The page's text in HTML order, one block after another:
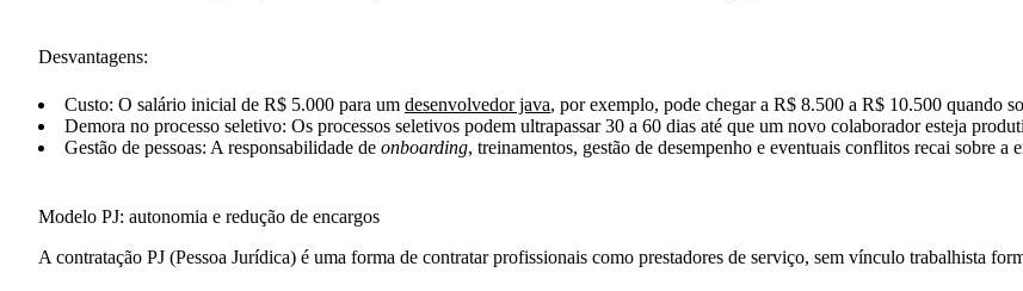
Desvantagens:
Custo: O salário inicial de R$ 5.000 para um desenvolvedor java, por exemplo, pode chegar a R$ 8.500 a R$ 10.500 quando
Demora no processo seletivo: Os processos seletivos podem ultrapassar 30 a 60 dias até que um novo colaborador esteja
Gestão de pessoas: A responsabilidade de onboarding, treinamentos, gestão de desempenho e eventuais conflitos recai sobre a
Modelo PJ: autonomia e redução de encargos
A contratação PJ (Pessoa Jurídica) é uma forma de contratar profissionais como prestadores de serviço, sem vínculo trabalhista